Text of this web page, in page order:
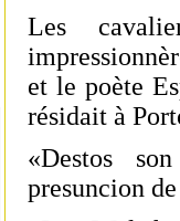
Les
et le poète
résidait à
«Destos
presuncion